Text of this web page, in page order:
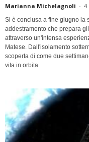
Marianna Michelagnoli - 4
Si è conclusa a fine giugno la
addestramento che prepara
attraverso un'intensa
Matese. Dall'isolamento
scoperta di come due
vita in orbita